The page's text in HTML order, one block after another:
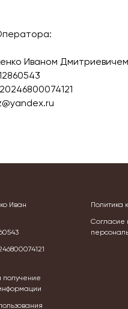
Иваном Дмитриевичем
Иван
Политика
Согласие
получение